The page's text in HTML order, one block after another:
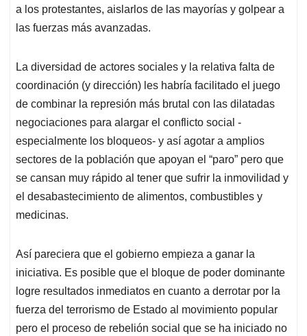
a los protestantes, aislarlos de las mayorías y golpear a
las fuerzas más avanzadas.
La diversidad de actores sociales y la relativa falta de
coordinación (y dirección) les habría facilitado el juego
de combinar la represión más brutal con las dilatadas
negociaciones para alargar el conflicto social -
especialmente los bloqueos- y así agotar a amplios
sectores de la población que apoyan el “paro” pero que
se cansan muy rápido al tener que sufrir la inmovilidad y
el desabastecimiento de alimentos, combustibles y
medicinas.
Así pareciera que el gobierno empieza a ganar la
iniciativa. Es posible que el bloque de poder dominante
logre resultados inmediatos en cuanto a derrotar por la
fuerza del terrorismo de Estado al movimiento popular
pero el proceso de rebelión social que se ha iniciado no